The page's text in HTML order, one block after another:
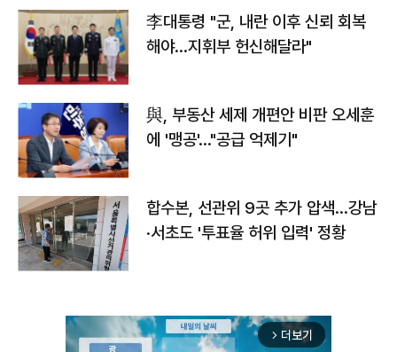
李대통령 "군, 내란 이후 신뢰 회복
해야…지휘부 헌신해달라"
與, 부동산 세제 개편안 비판 오세훈
에 '맹공'…"공급 억제기"
합수본, 선관위 9곳 추가 압색…강남
·서초도 '투표율 허위 입력' 정황
arrow_forward_ios 더보기